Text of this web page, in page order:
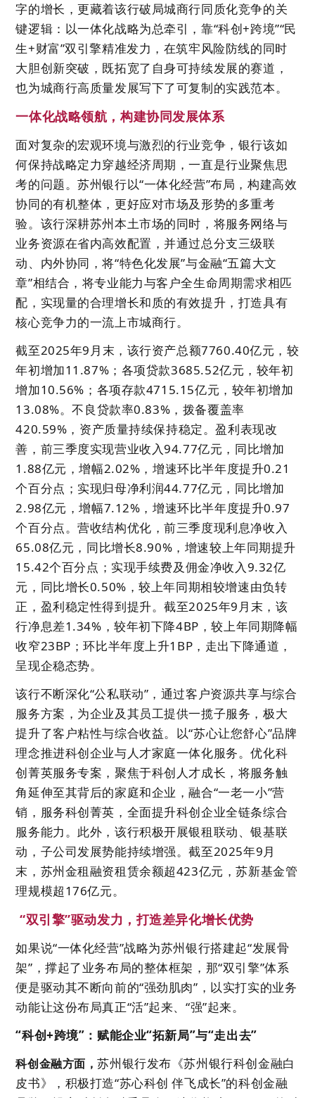
字的增长，更藏着该行破局城商行同质化竞争的关
键逻辑：以一体化战略为总牵引，靠“科创+跨境”“民
生+财富”双引擎精准发力，在筑牢风险防线的同时
大胆创新突破，既拓宽了自身可持续发展的赛道，
也为城商行高质量发展写下了可复制的实践范本。
一体化战略领航，构建协同发展体系
面对复杂的宏观环境与激烈的行业竞争，银行该如
何保持战略定力穿越经济周期，一直是行业聚焦思
考的问题。苏州银行以“一体化经营”布局，构建高效
协同的有机整体，更好应对市场及形势的多重考
验。该行深耕苏州本土市场的同时，将服务网络与
业务资源在省内高效配置，并通过总分支三级联
动、内外协同，将“特色化发展”与金融“五篇大文
章”相结合，将专业能力与客户全生命周期需求相匹
配，实现量的合理增长和质的有效提升，打造具有
核心竞争力的一流上市城商行。
截至2025年9月末，该行资产总额7760.40亿元，较
年初增加11.87%；各项贷款3685.52亿元，较年初
增加10.56%；各项存款4715.15亿元，较年初增加
13.08%。不良贷款率0.83%，拨备覆盖率
420.59%，资产质量持续保持稳定。盈利表现改
善，前三季度实现营业收入94.77亿元，同比增加
1.88亿元，增幅2.02%，增速环比半年度提升0.21
个百分点；实现归母净利润44.77亿元，同比增加
2.98亿元，增幅7.12%，增速环比半年度提升0.97
个百分点。营收结构优化，前三季度现利息净收入
65.08亿元，同比增长8.90%，增速较上年同期提升
15.42个百分点；实现手续费及佣金净收入9.32亿
元，同比增长0.50%，较上年同期相较增速由负转
正，盈利稳定性得到提升。截至2025年9月末，该
行净息差1.34%，较年初下降4BP，较上年同期降幅
收窄23BP；环比半年度上升1BP，走出下降通道，
呈现企稳态势。
该行不断深化“公私联动”，通过客户资源共享与综合
服务方案，为企业及其员工提供一揽子服务，极大
提升了客户粘性与综合收益。以“苏心让您舒心”品牌
理念推进科创企业与人才家庭一体化服务。优化科
创菁英服务专案，聚焦于科创人才成长，将服务触
角延伸至其背后的家庭和企业，融合“一老一小”营
销，服务科创菁英，全面提升科创企业全链条综合
服务能力。此外，该行积极开展银租联动、银基联
动，子公司发展势能持续增强。截至2025年9月
末，苏州金租融资租赁余额超423亿元，苏新基金管
理规模超176亿元。
“双引擎”驱动发力，打造差异化增长优势
如果说“一体化经营”战略为苏州银行搭建起“发展骨
架”，撑起了业务布局的整体框架，那“双引擎”体系
便是驱动其不断向前的“强劲肌肉”，以实打实的业务
动能让这份布局真正“活”起来、“强”起来。
“科创+跨境”：赋能企业“拓新局”与“走出去”
科创金融方面，苏州银行发布《苏州银行科创金融白
皮书》，积极打造“苏心科创 伴飞成长”的科创金融